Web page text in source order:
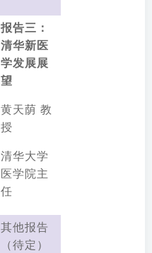
报告三：
清华新医
学发展展
望
黄天荫 教
授
清华大学
医学院主
任
其他报告
（待定）